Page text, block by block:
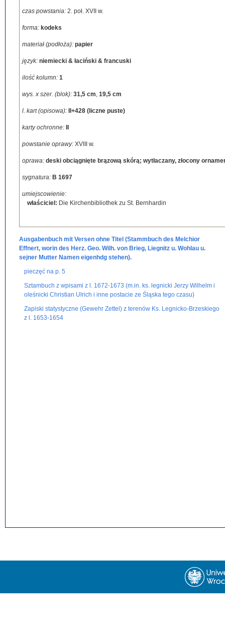
czas powstania: 2. poł. XVII w.
forma: kodeks
materiał (podłoża): papier
język: niemiecki & łaciński & francuski
ilość kolumn: 1
wys. x szer. (blok): 31,5 cm, 19,5 cm
l. kart (opisowa): II+428 (liczne puste)
karty ochronne:
powstanie oprawy: XVIII w.
oprawa: deski obciągnięte brązową skórą; wytłaczany, złocony
sygnatura: B 1697
umiejscowienie:
właściciel: Die Kirchenbibliothek zu St. Bernhardin
Ausgabenbuch mit Versen ohne Titel (Stammbuch des Melchior
Effnert, worin des Herz. Geo. Wilh. von Brieg, Liegnitz u. Wohlau u.
sejner Mutter Namen eigenhdg stehen).
pieczęć na p. 5
Sztambuch z wpisami z l. 1672-1673 (m.in. ks. legnicki Jerzy Wilhelm i
oleśnicki Christian Ulrich i inne postacie ze Śląska tego czasu)
Zapiski statystyczne (Gewehr Zettel) z terenów Ks. Legnicko-Brzeskiego
z l. 1653-1654